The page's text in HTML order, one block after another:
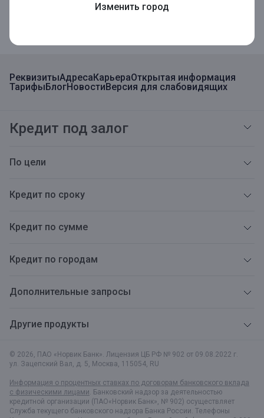
Изменить город
© 2026, ПАО «Норвик Банк». Лицензия ЦБ РФ № 902 от 09.08.2022 г.
ул. Зацепский Вал, д. 5, Москва, 115054, RU
Информация о процентных ставках по договорам банковского вклада
с физическими лицами. Банковский надзор за деятельностью
кредитной организации (ПАО«Норвик Банк», № 902) осуществляет
Служба текущего банковского надзора Банка России. Телефоны
РеквизитыАдресаКарьераОткрытая информация
ТарифыБлогНовостиВерсия для слабовидящих
Кредит под залог
По цели
Кредит по сроку
Кредит по сумме
Кредит по городам
Дополнительные запросы
Другие продукты
Мобильное приложение для Бизнеса